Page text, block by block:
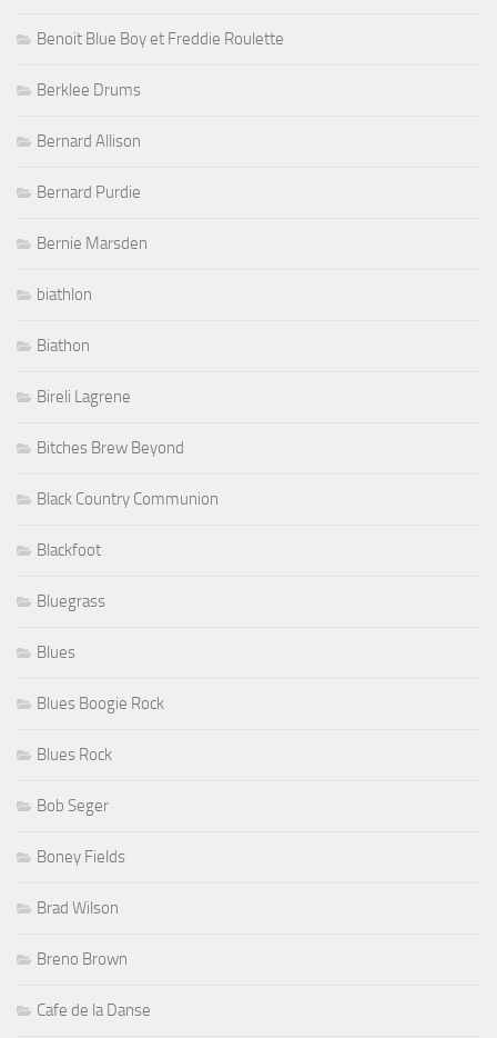
Benoit Blue Boy et Freddie Roulette
Berklee Drums
Bernard Allison
Bernard Purdie
Bernie Marsden
biathlon
Biathon
Bireli Lagrene
Bitches Brew Beyond
Black Country Communion
Blackfoot
Bluegrass
Blues
Blues Boogie Rock
Blues Rock
Bob Seger
Boney Fields
Brad Wilson
Breno Brown
Cafe de la Danse